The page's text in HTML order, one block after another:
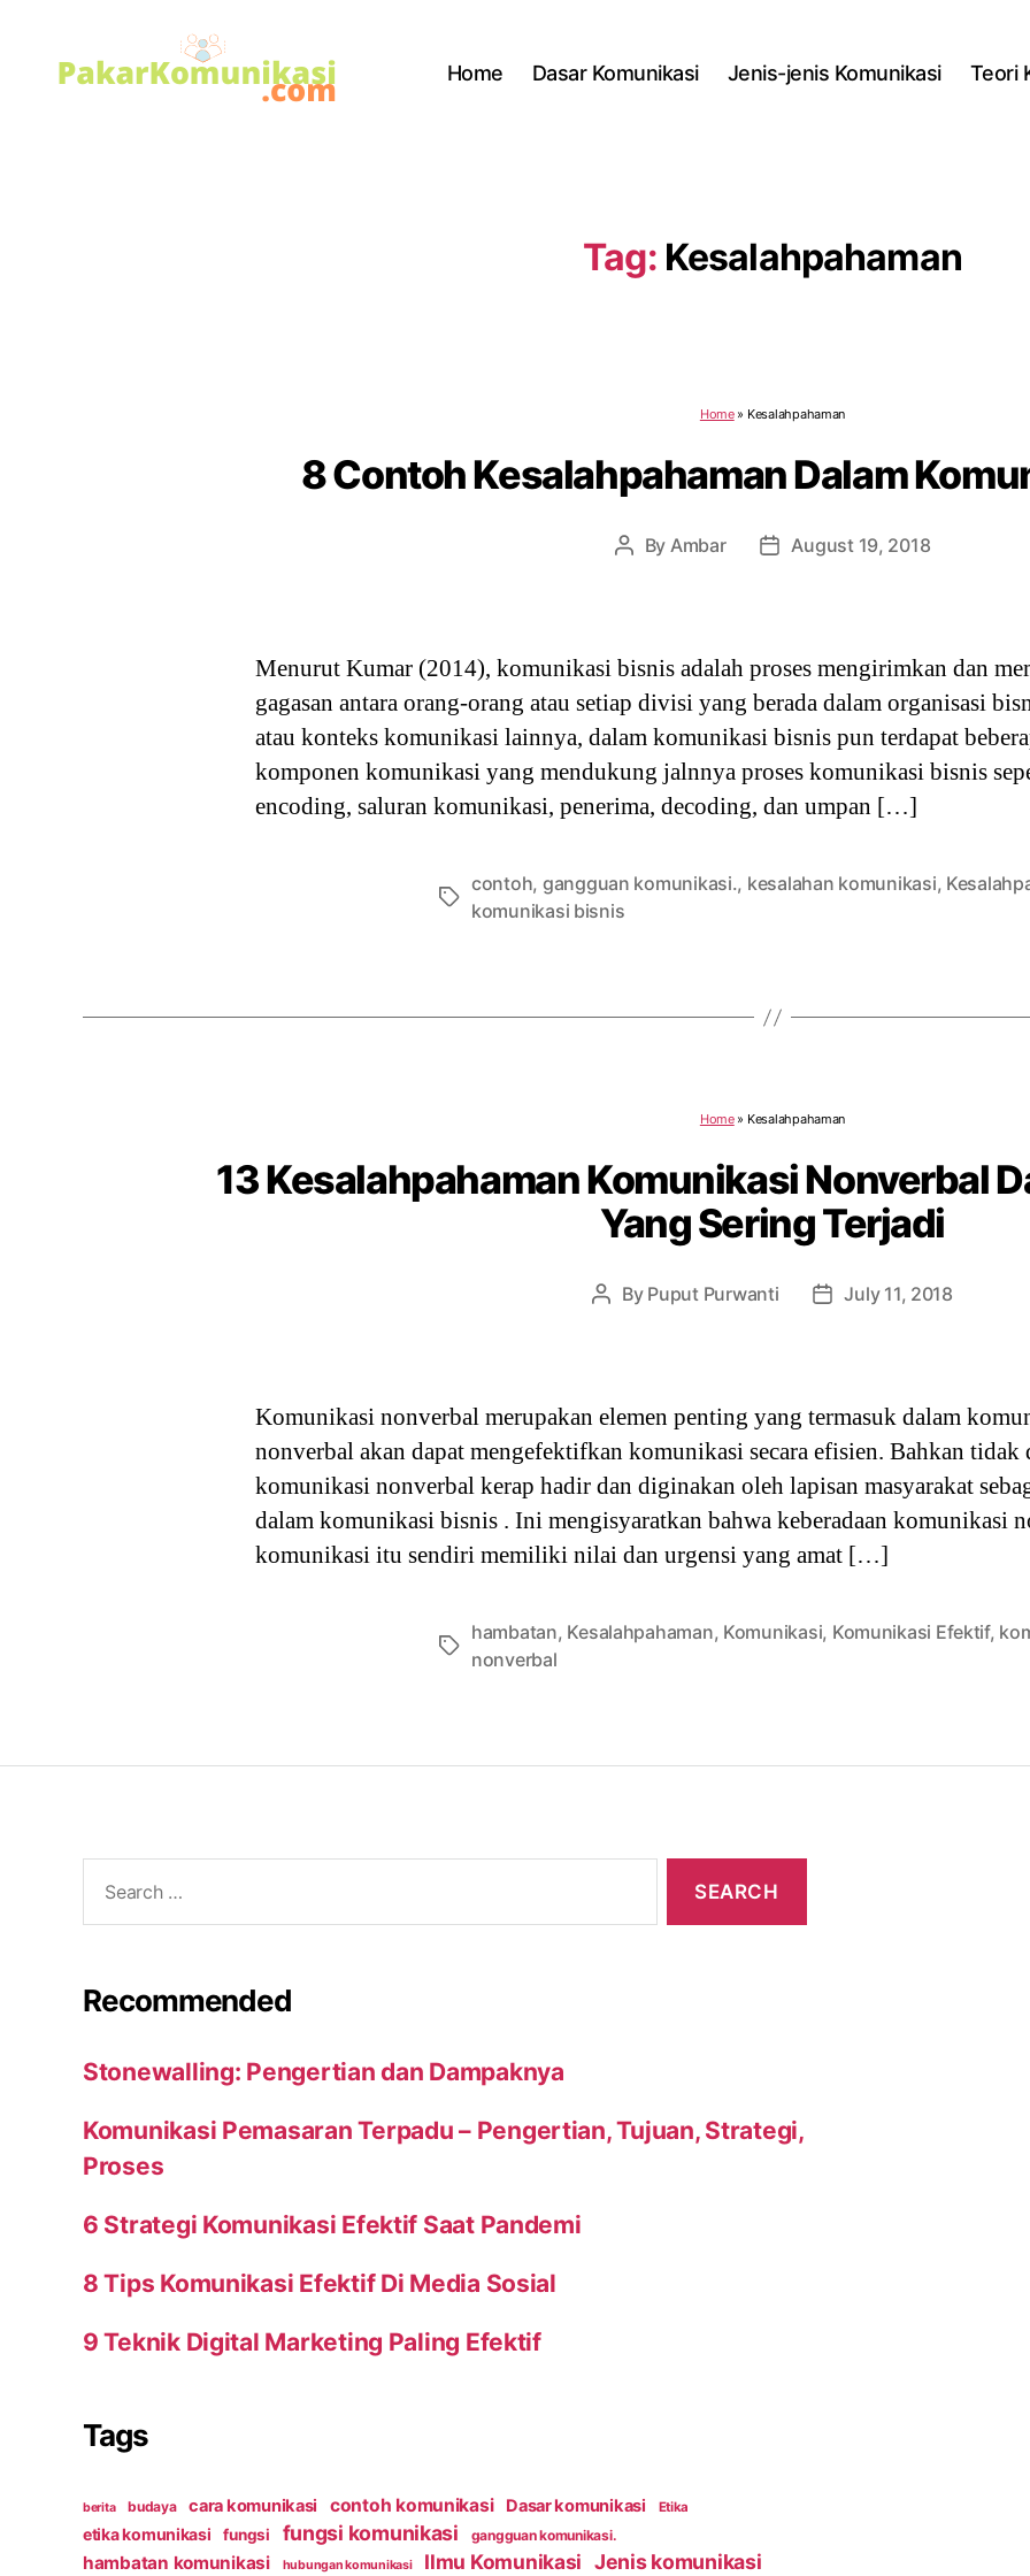
Home Dasar Komunikasi Jenis-jenis Komunikasi Teori
Tag: Kesalahpahaman
Home» Kesalahpahaman
8 Contoh Kesalahpahaman Dalam
Post
By Ambar
PostAugust 19, 2018
Menurut Kumar (2014), komunikasi bisnis adalah proses mengirimkan dan
gagasan antara orang-orang atau setiap divisi yang berada dalam organisasi
atau konteks komunikasi lainnya, dalam komunikasi bisnis pun terdapat
komponen komunikasi yang mendukung jalnnya proses komunikasi bisnis
encoding, saluran komunikasi, penerima, decoding, dan umpan […]
Tags
contoh, gangguan komunikasi., kesalahan komunikasi,
komunikasi bisnis
Home» Kesalahpahaman
13 Kesalahpahaman Komunikasi Nonverbal
Yang Sering Terjadi
Post
By Puput Purwanti
PostJuly 11, 2018
Komunikasi nonverbal merupakan elemen penting yang termasuk dalam
nonverbal akan dapat mengefektifkan komunikasi secara efisien. Bahkan
komunikasi nonverbal kerap hadir dan diginakan oleh lapisan masyarakat
dalam komunikasi bisnis . Ini mengisyaratkan bahwa keberadaan komunikasi
komunikasi itu sendiri memiliki nilai dan urgensi yang amat […]
Tags
hambatan, Kesalahpahaman, Komunikasi, Komunikasi Efektif,
nonverbal
for:
Recommended
Stonewalling: Pengertian dan Dampaknya
Komunikasi Pemasaran Terpadu – Pengertian, Tujuan, Strategi,
Proses
6 Strategi Komunikasi Efektif Saat Pandemi
8 Tips Komunikasi Efektif Di Media Sosial
9 Teknik Digital Marketing Paling Efektif
Tags
berita budaya cara komunikasi contoh komunikasi Dasar komunikasi Etika
etika komunikasi fungsi fungsi komunikasi gangguan komunikasi.
hambatan komunikasi hubungan komunikasi Ilmu Komunikasi Jenis komunikasi